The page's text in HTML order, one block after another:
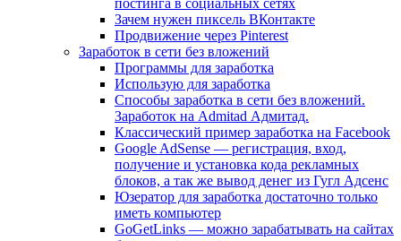
постинга в социальных сетях
Зачем нужен пиксель ВКонтакте
Продвижение через Pinterest
Заработок в сети без вложений
Программы для заработка
Использую для заработка
Способы заработка в сети без вложений.
Заработок на Admitad Адмитад.
Классический пример заработка на Facebook
Google AdSense — регистрация, вход,
получение и установка кода рекламных
блоков, а так же вывод денег из Гугл Адсенс
Юзератор для заработка достаточно только
иметь компьютер
GoGetLinks — можно зарабатывать на сайтах